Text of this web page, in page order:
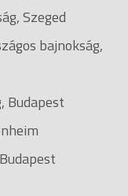
Szeged
bajnokság,
Budapest